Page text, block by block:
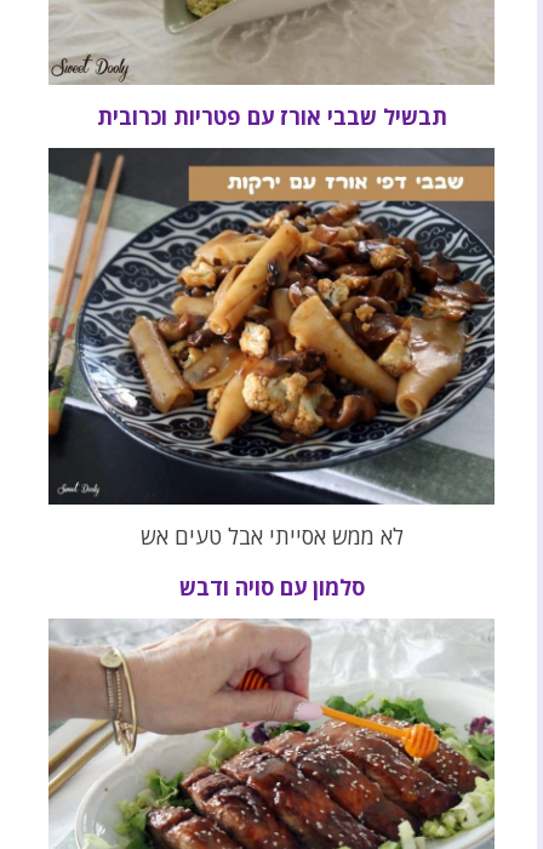
תבשיל שבבי אורז עם פטריות וכרובית
לא ממש אסייתי אבל טעים אש
סלמון עם סויה ודבש